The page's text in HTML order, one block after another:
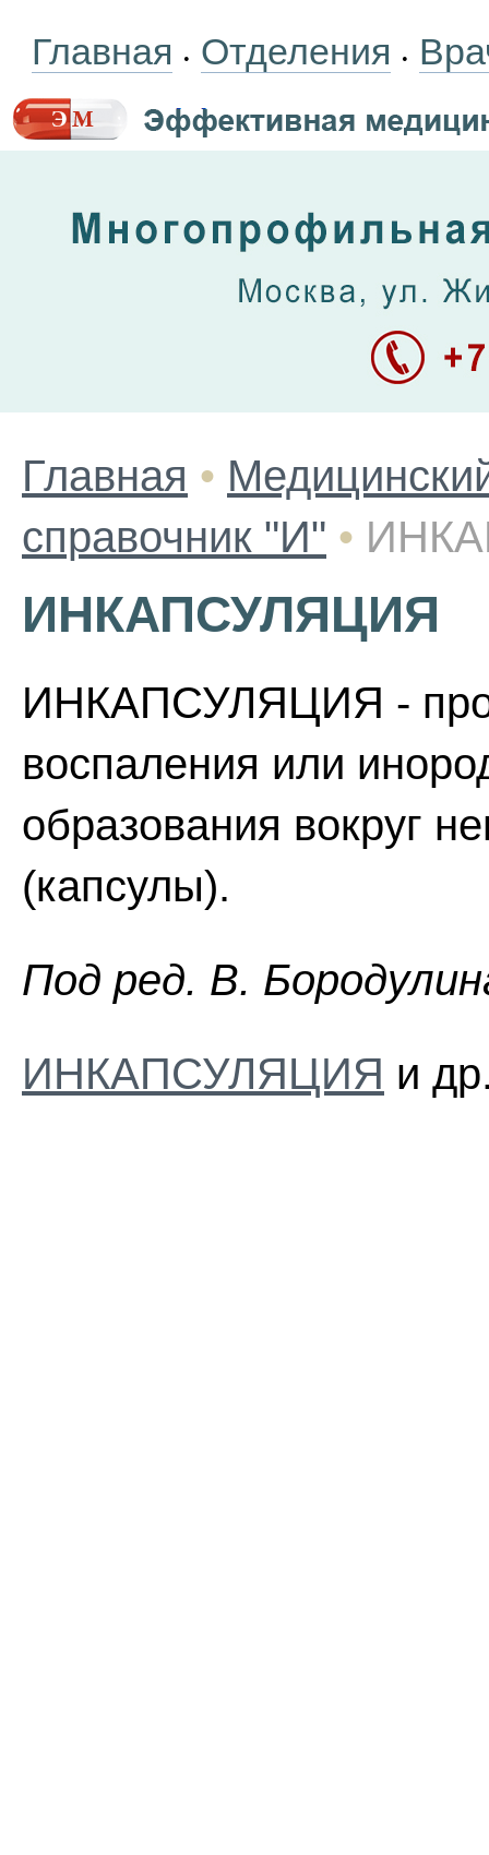
Главная • Отделения •
Главная •
справочник "И" •
ИНКАПСУЛЯЦИЯ
ИНКАПСУЛЯЦИЯ -
воспаления или
образования вокруг
(капсулы).
Пoд peд. B.
ИНКАПСУЛЯЦИЯ и